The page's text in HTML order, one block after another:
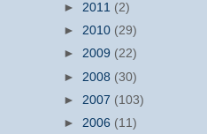
► 2011 (2)
► 2010 (29)
► 2009 (22)
► 2008 (30)
► 2007 (103)
► 2006 (11)